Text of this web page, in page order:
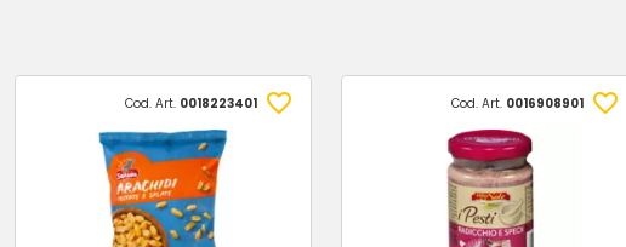
Cod. Art. 0018223401 Cod. Art. 0016908901